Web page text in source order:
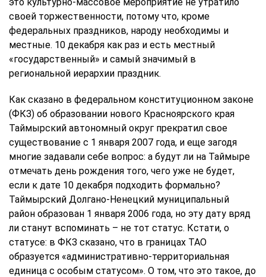
своей торжественности, потому что, кроме
федеральных праздников, народу необходимы и
местные. 10 декабря как раз и есть местный
«государственный» и самый значимый в
региональной иерархии праздник.
Как сказано в федеральном конституционном законе
(ФКЗ) об образовании нового Красноярского края
Таймырский автономный округ прекратил свое
существование с 1 января 2007 года, и еще загодя
многие задавали себе вопрос: а будут ли на Таймыре
отмечать день рождения того, чего уже не будет,
если к дате 10 декабря подходить формально?
Таймырский Долгано-Ненецкий муниципальный
район образован 1 января 2006 года, но эту дату вряд
ли станут вспоминать – не тот статус. Кстати, о
статусе: в ФКЗ сказано, что в границах ТАО
образуется «административно-территориальная
единица с особым статусом». О том, что это такое, до